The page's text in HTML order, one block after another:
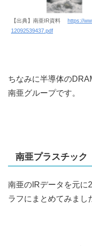
【出典】南亜IR資料 https://
12092539437.pdf
ちなみに半導体の
南亜グループです。
南亜プラスチック
南亜のIRデータを元に
ラフにまとめてみまし